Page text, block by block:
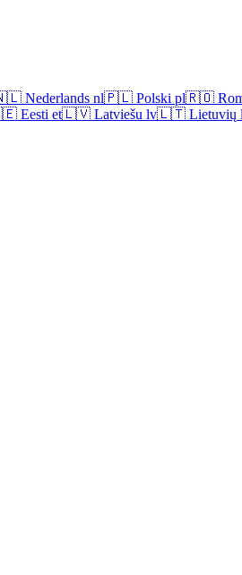
Nederlands nl🇵🇱 Polski pl🇷🇴
Eesti et🇱🇻 Latviešu lv🇱🇹 Lietuvių